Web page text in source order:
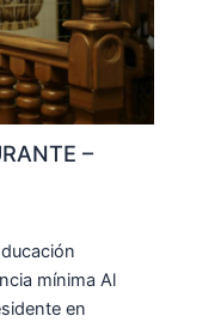
–
mínima Al
en